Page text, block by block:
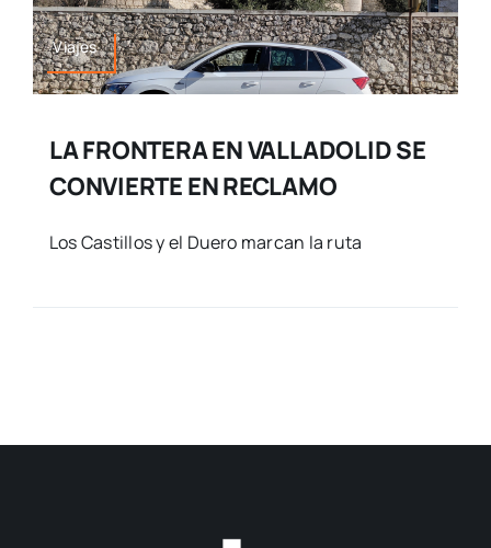
Viajes
LA FRONTERA EN VALLADOLID SE
CONVIERTE EN RECLAMO
Los Castillos y el Duero marcan la ruta